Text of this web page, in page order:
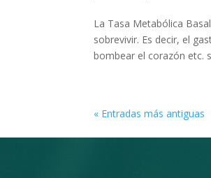
La Tasa Metabólica
sobrevivir. Es decir, el
bombear el corazón etc.
« Entradas más antiguas